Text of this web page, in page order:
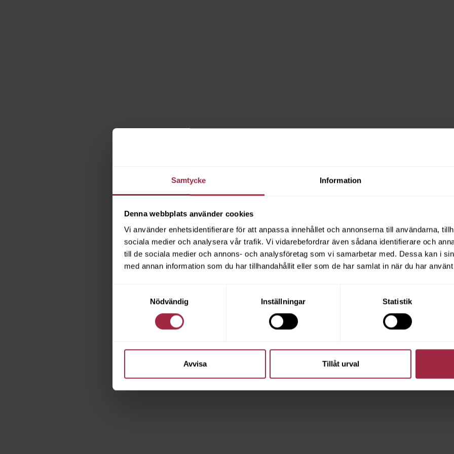
Samtycke Information
Denna webbplats använder cookies
Vi använder enhetsidentifierare för att anpassa innehållet och annonserna till användarna,
sociala medier och analysera vår trafik. Vi vidarebefordrar även sådana identifierare och
till de sociala medier och annons- och analysföretag som vi samarbetar med. Dessa kan i
med annan information som du har tillhandahållit eller som de har samlat in när du har
Nödvändig
Inställningar Statistik
Avvisa Tillåt urval